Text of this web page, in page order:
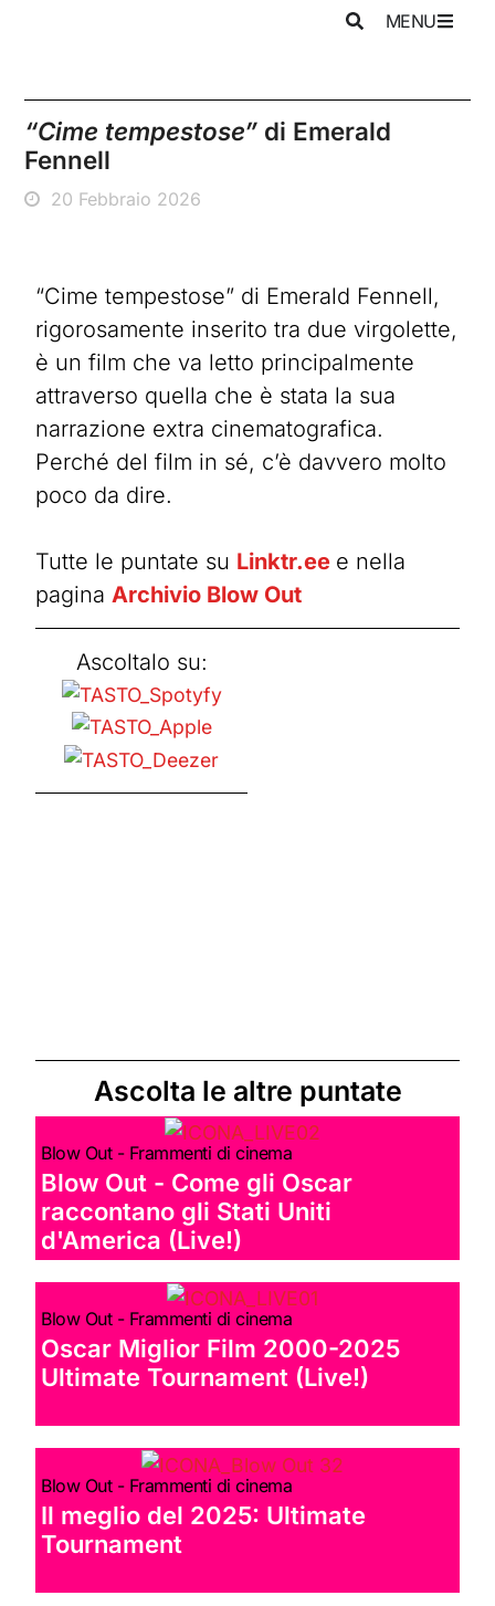
MENU
“Cime tempestose” di Emerald
Fennell
20 Febbraio 2026
“Cime tempestose” di Emerald Fennell,
rigorosamente inserito tra due virgolette,
è un film che va letto principalmente
attraverso quella che è stata la sua
narrazione extra cinematografica.
Perché del film in sé, c’è davvero molto
poco da dire.
Tutte le puntate su Linktr.ee e nella
paginaArchivio Blow Out
Ascoltalo su:
Ascolta le altre puntate
Blow Out - Frammenti di cinema
Blow Out - Come gli Oscar
raccontano gli Stati Uniti
d'America (Live!)
Blow Out - Frammenti di cinema
Oscar Miglior Film 2000-2025
Ultimate Tournament (Live!)
Blow Out - Frammenti di cinema
Il meglio del 2025: Ultimate
Tournament